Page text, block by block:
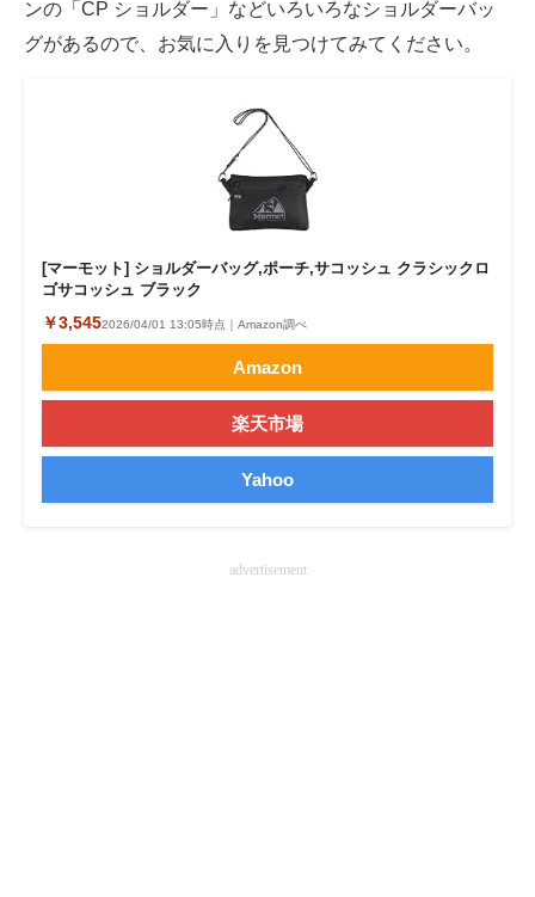
ンの「CP ショルダー」などいろいろなショルダーバッ
グがあるので、お気に入りを見つけてみてください。
[マーモット] ショルダーバッグ,ポーチ,サコッシュ クラシックロ
ゴサコッシュ ブラック
￥3,5452026/04/01 13:05時点｜Amazon調べ
Amazon
楽天市場
Yahoo
advertisement